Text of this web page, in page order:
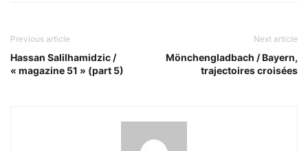
Previous article
Hassan Salilhamidzic /
« magazine 51 » (part 5)
Next article
Mönchengladbach / Bayern,
trajectoires croisées